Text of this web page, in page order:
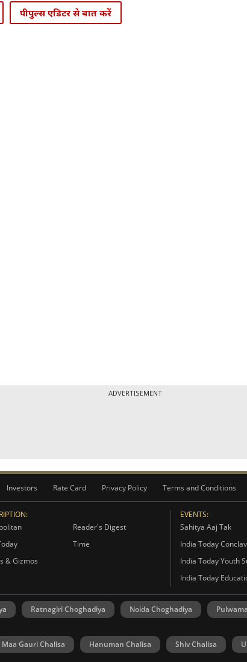
पीपुल्स एडिटर से बात करें
ADVERTISEMENT
Investors Rate Card Privacy Policy Terms and Conditions
Reader's Digest
Time
& Gizmos
EVENTS:
Sahitya Aaj Tak
India Today
India Today Youth
India Today
Ratnagiri Choghadiya Noida Choghadiya
Maa Gauri Chalisa Hanuman Chalisa Shiv Chalisa